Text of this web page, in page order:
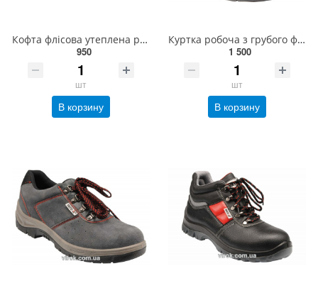
Кофта флісова утеплена робоча з поліестеру YATO розмір M, червоно-чорна, 3 кишені [10] YT-79201
950
шт
В корзину
Куртка робоча з грубого фліса YATO, XL, сіра, 3 кишені, зміцнювальні нашивки, 100% поліестер [10] YT
1 500
шт
В корзину